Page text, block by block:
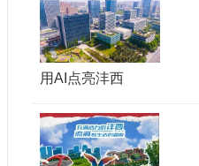
用AI点亮沣西